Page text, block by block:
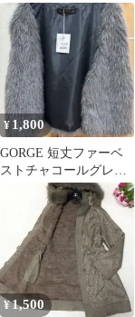
¥1,800
GORGE 短丈ファーベ
ストチャコールグレ
ー フリーサイズ
¥1,500